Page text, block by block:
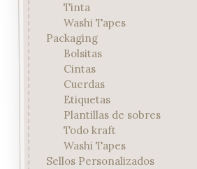
Tinta
Washi Tapes
Packaging
Bolsitas
Cintas
Cuerdas
Etiquetas
Plantillas de sobres
Todo kraft
Washi Tapes
Sellos Personalizados